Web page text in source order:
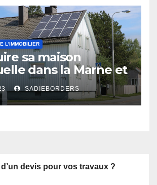
L'IMMOBILIER
sa maison
dans la Marne et
: les avantages
local
SADIEBORDERS
devis pour vos travaux ?